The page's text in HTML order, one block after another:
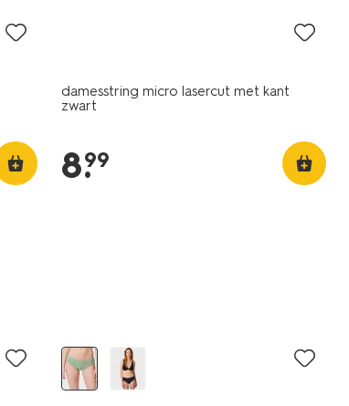
damesstring micro lasercut met kant
zwart
8.
99